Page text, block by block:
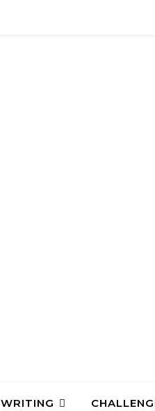
WRITING